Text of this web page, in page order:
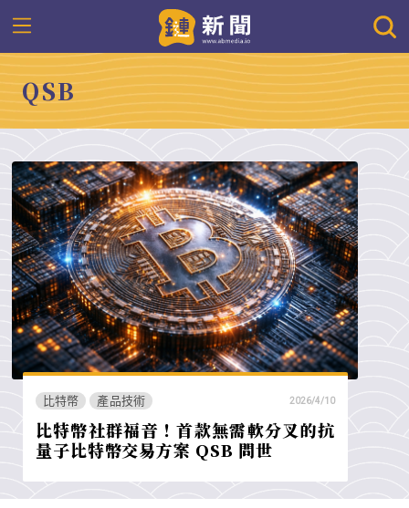
QSB
比特幣 產品技術 2026/4/10
比特幣社群福音！首款無需軟分叉的抗
量子比特幣交易方案 QSB 問世